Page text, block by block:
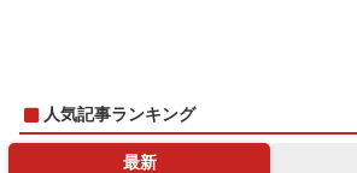
人気記事ランキング
最新